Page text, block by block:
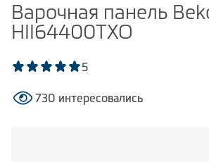
Холодильники и
Стиральные и сушильные
Посудомоечные машины
Плиты
Варочная панель
HII64400TXO
5
730 интересовались